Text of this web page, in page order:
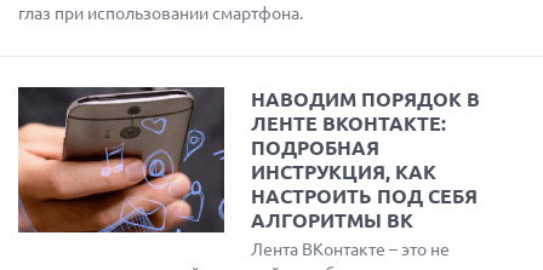
глаз при использовании смартфона.
НАВОДИМ ПОРЯДОК В
ЛЕНТЕ ВКОНТАКТЕ:
ПОДРОБНАЯ
ИНСТРУКЦИЯ, КАК
НАСТРОИТЬ ПОД СЕБЯ
АЛГОРИТМЫ ВК
Лента ВКонтакте – это не